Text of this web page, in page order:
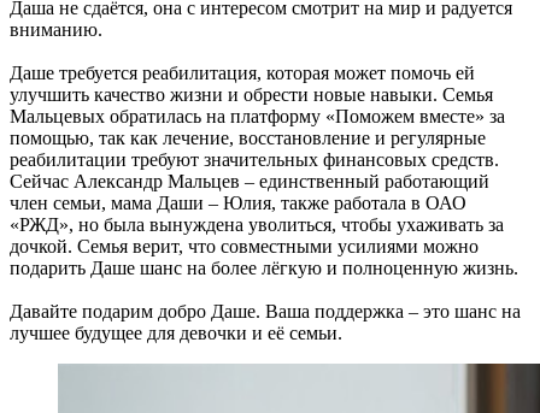
Даша не сдаётся, она с интересом смотрит на мир и радуется
вниманию.
Даше требуется реабилитация, которая может помочь ей
улучшить качество жизни и обрести новые навыки. Семья
Мальцевых обратилась на платформу «Поможем вместе» за
помощью, так как лечение, восстановление и регулярные
реабилитации требуют значительных финансовых средств.
Сейчас Александр Мальцев – единственный работающий
член семьи, мама Даши – Юлия, также работала в ОАО
«РЖД», но была вынуждена уволиться, чтобы ухаживать за
дочкой. Семья верит, что совместными усилиями можно
подарить Даше шанс на более лёгкую и полноценную жизнь.
Давайте подарим добро Даше. Ваша поддержка – это шанс на
лучшее будущее для девочки и её семьи.